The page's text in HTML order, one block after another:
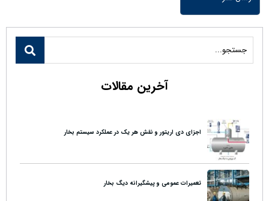
آخرین مقالات
اجزای دی اریتور و نقش هر یک در عملکرد سیستم بخار
تعمیرات عمومی و پیشگیرانه دیگ بخار